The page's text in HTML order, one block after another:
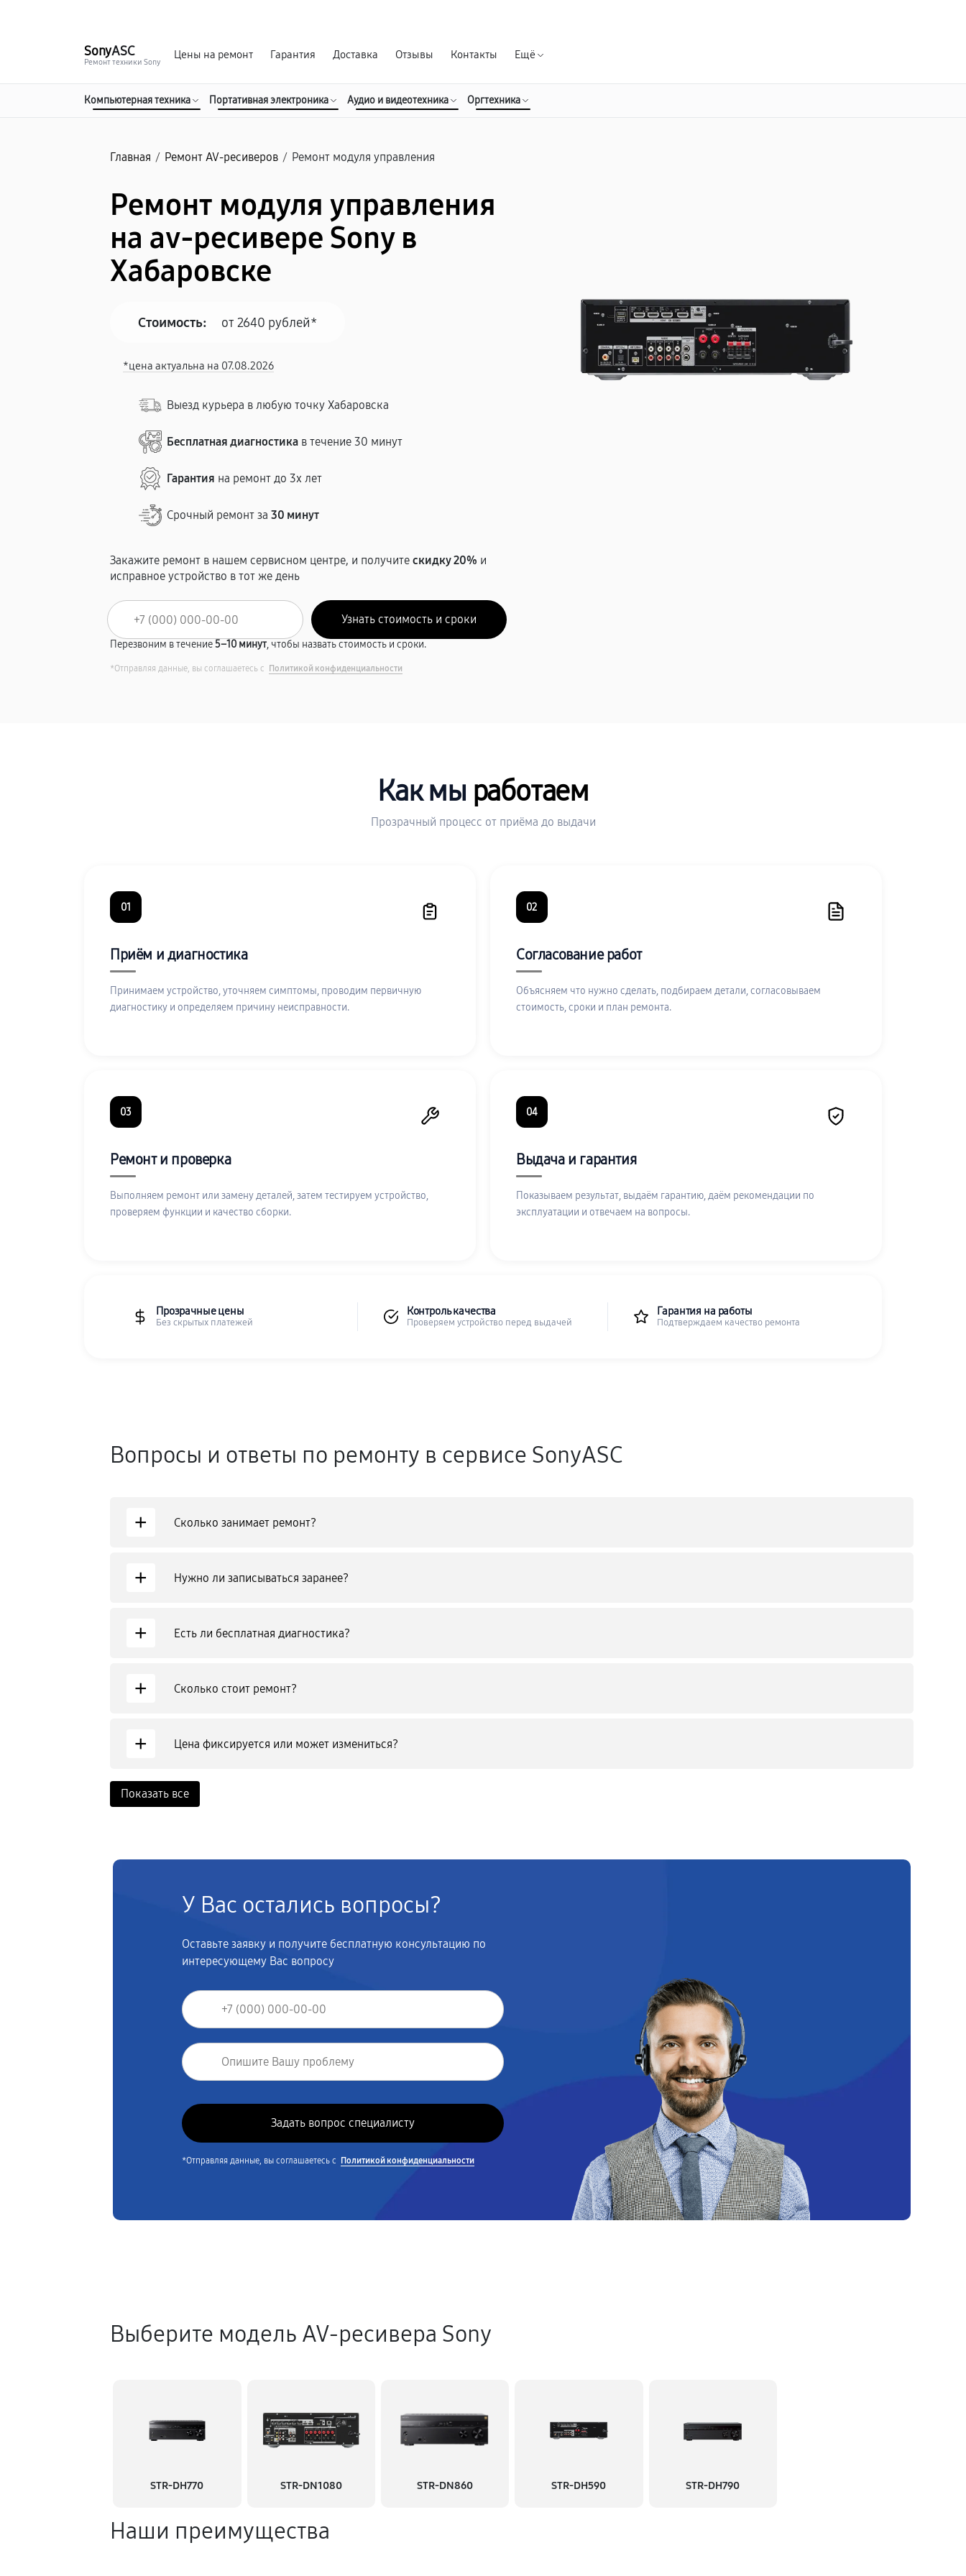
SonyASC
Ремонт техники Sony
Цены на ремонт Гарантия Доставка Отзывы Контакты Ещё
Компьютерная техника Портативная электроника Аудио и видеотехника Оргтехника
Главная / Ремонт AV-ресиверов / Ремонт модуля управления
Ремонт модуля управления
на av-ресивере Sony в
Хабаровске
Стоимость: от 2640 рублей*
*цена актуальна на 07.08.2026
Выезд курьера в любую точку Хабаровска
Бесплатная диагностика в течение 30 минут
Гарантия на ремонт до 3х лет
Срочный ремонт за30 минут
Закажите ремонт в нашем сервисном центре, и получитескидку 20% и
исправное устройство в тот же день
Перезвоним в течение5–10 минут, чтобы назвать стоимость и сроки.
*Отправляя данные, вы соглашаетесь с Политикой конфиденциальности
Как мы работаем
Прозрачный процесс от приёма до выдачи
01
Приём и диагностика
Принимаем устройство, уточняем симптомы, проводим первичную
диагностику и определяем причину неисправности.
02
Согласование работ
Объясняем что нужно сделать, подбираем детали, согласовываем
стоимость, сроки и план ремонта.
03
Ремонт и проверка
Выполняем ремонт или замену деталей, затем тестируем устройство,
проверяем функции и качество сборки.
04
Выдача и гарантия
Показываем результат, выдаём гарантию, даём рекомендации по
эксплуатации и отвечаем на вопросы.
Прозрачные цены
Без скрытых платежей
Контроль качества
Проверяем устройство перед выдачей
Гарантия на работы
Подтверждаем качество ремонта
Вопросы и ответы по ремонту в сервисе SonyASC
+ Сколько занимает ремонт?
+ Нужно ли записываться заранее?
+ Есть ли бесплатная диагностика?
+ Сколько стоит ремонт?
+ Цена фиксируется или может измениться?
Показать все
У Вас остались вопросы?
Оставьте заявку и получите бесплатную консультацию по
интересующему Вас вопросу
*Отправляя данные, вы соглашаетесь с Политикой конфиденциальности
Выберите модель AV-ресивера Sony
STR-DH770 STR-DN1080 STR-DN860 STR-DH590 STR-DH790
Наши преимущества